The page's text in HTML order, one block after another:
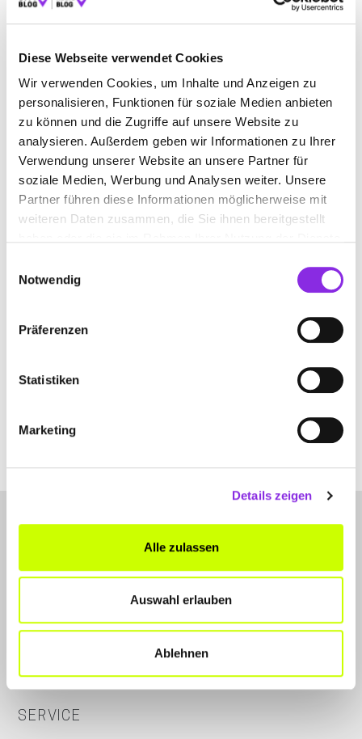
Diese Webseite verwendet Cookies
Wir verwenden Cookies, um Inhalte und Anzeigen zu
personalisieren, Funktionen für soziale Medien anbieten
zu können und die Zugriffe auf unsere Website zu
analysieren. Außerdem geben wir Informationen zu Ihrer
Verwendung unserer Website an unsere Partner für
soziale Medien, Werbung und Analysen weiter. Unsere
Partner führen diese Informationen möglicherweise mit
weiteren Daten zusammen, die Sie ihnen bereitgestellt
Notwendig
Präferenzen
Statistiken
Marketing
Details zeigen
Alle zulassen
Auswahl erlauben
Ablehnen
BIOLADEN
Suchen nach
Finden
RESI UIHLEIN GBR
www.bioladen-tauber.de
LET'S CONNECT
Instagram
SERVICE